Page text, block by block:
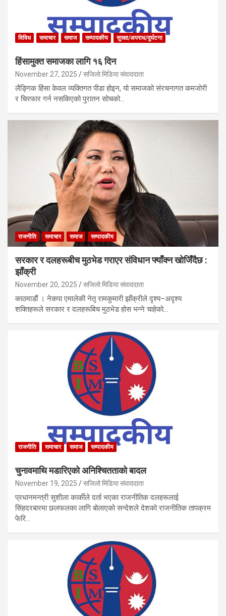
विविध समाचार समाज सम्पादकीय सुरक्षा/अपराध/दुर्घटना
हिंसामुक्त समाजका लागि १६ दिन
November 27, 2025 सजिलो मिडिया संवाददाता
लैङ्गिक हिंसा केवल व्यक्तिगत पीडा होइन, यो समाजको संरचनागत कमजोरी
र चिरफार गर्न नसकिएको पुरातन सोचको…
राजनीति समाचार समाज सम्पादकीय
सरकार र दलहरूबीच मुठभेड गराएर संविधान फ्याँक्न खोजिँदैछ :
झाँक्री
November 20, 2025 सजिलो मिडिया संवाददाता
काठमाडौं । नेकपा एमालेकी नेतृ रामकुमारी झाँक्रीले दृश्य–अदृश्य
शक्तिहरूले सरकार र दलहरूबिच मुठभेड होस भन्ने चाहेको…
राजनीति समाचार समाज सम्पादकीय
चुनावमाथि मडारिएको अनिश्चितताको बादल
November 19, 2025 सजिलो मिडिया संवाददाता
प्रधानमन्त्री सुशीला कार्कीले दर्ता भएका राजनीतिक दलहरूलाई
सिंहदरबारमा छलफलका लागि बोलाएको सन्देशले देशको राजनीतिक तापक्रम
फेरि…